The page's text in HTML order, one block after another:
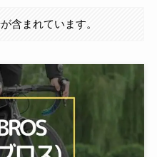
含まれています。